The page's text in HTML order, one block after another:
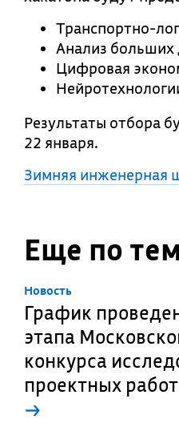
Транспортно-
Анализ больших
Цифровая
Результаты отбора
22 января.
Зимняя инженерная
Еще по
Новость
График
этапа
конкурса
проектных работ
→